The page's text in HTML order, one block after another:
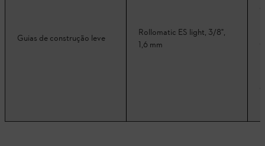
Guias de construção leve
Rollomatic ES light, 3/8",
1,6 mm